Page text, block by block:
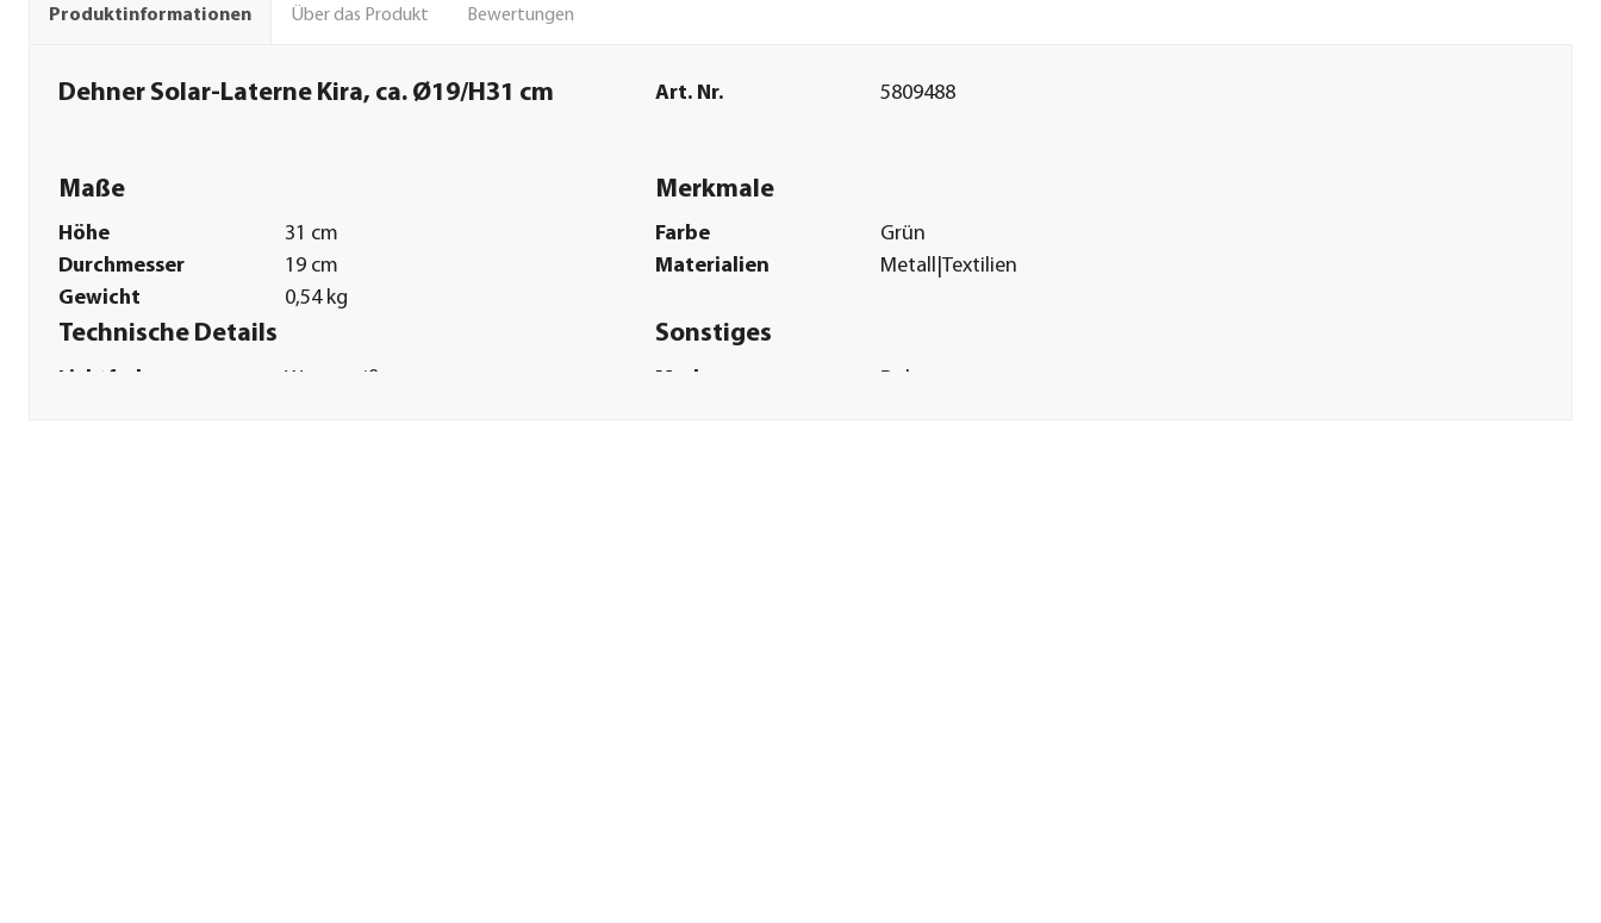
Produktinformationen Über das Produkt Bewertungen
Dehner Solar-Laterne Kira, ca. Ø19/H31 cm Art. Nr. 5809488
Maße
Höhe
31 cm
Durchmesser
19 cm
Gewicht
0,54 kg
Merkmale
Farbe
Grün
Materialien
Metall|Textilien
Technische Details
Lichtfarbe
Warmweiß
Sonstiges
Marke
Dehner